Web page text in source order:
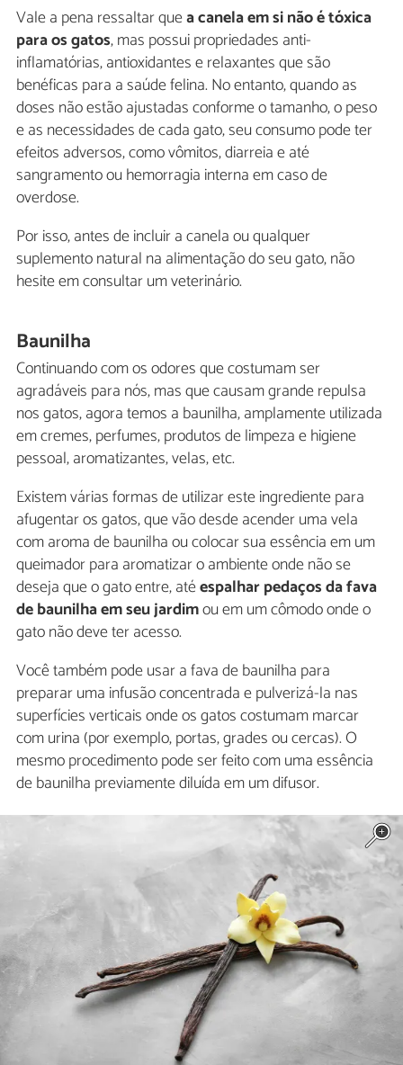
Vale a pena ressaltar quea canela em si não é tóxica
para os gatos, mas possui propriedades anti-
inflamatórias, antioxidantes e relaxantes que são
benéficas para a saúde felina. No entanto, quando as
doses não estão ajustadas conforme o tamanho, o peso
e as necessidades de cada gato, seu consumo pode ter
efeitos adversos, como vômitos, diarreia e até
sangramento ou hemorragia interna em caso de
overdose.
Por isso, antes de incluir a canela ou qualquer
suplemento natural na alimentação do seu gato, não
hesite em consultar um veterinário.
Baunilha
Continuando com os odores que costumam ser
agradáveis para nós, mas que causam grande repulsa
nos gatos, agora temos a baunilha, amplamente utilizada
em cremes, perfumes, produtos de limpeza e higiene
pessoal, aromatizantes, velas, etc.
Existem várias formas de utilizar este ingrediente para
afugentar os gatos, que vão desde acender uma vela
com aroma de baunilha ou colocar sua essência em um
queimador para aromatizar o ambiente onde não se
deseja que o gato entre, atéespalhar pedaços da fava
de baunilha em seu jardimou em um cômodo onde o
gato não deve ter acesso.
Você também pode usar a fava de baunilha para
preparar uma infusão concentrada e pulverizá-la nas
superfícies verticais onde os gatos costumam marcar
com urina (por exemplo, portas, grades ou cercas). O
mesmo procedimento pode ser feito com uma essência
de baunilha previamente diluída em um difusor.